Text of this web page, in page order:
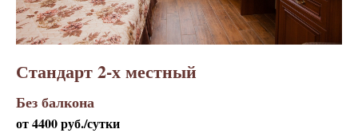
Стандарт 2-х местный
Без балкона
от 4400 руб./сутки